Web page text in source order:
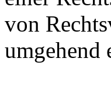
von
umgehend